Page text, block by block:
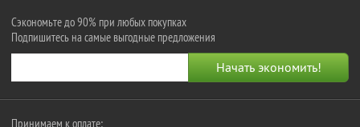
Сэкономьте до 90% при любых покупках
Подпишитесь на самые выгодные предложения
Принимаем к оплате: